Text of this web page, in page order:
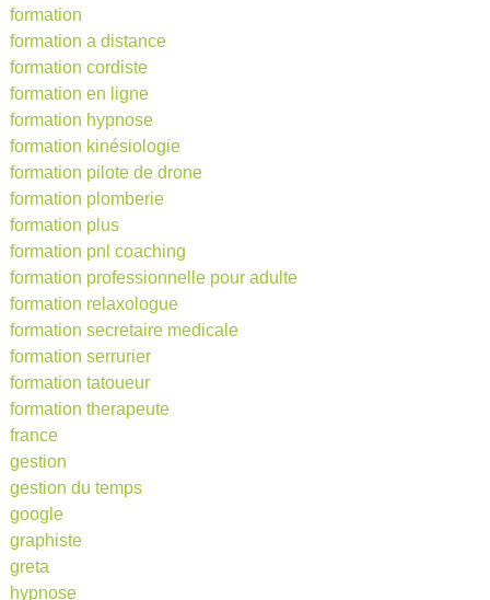
formation
formation a distance
formation cordiste
formation en ligne
formation hypnose
formation kinésiologie
formation pilote de drone
formation plomberie
formation plus
formation pnl coaching
formation professionnelle pour adulte
formation relaxologue
formation secretaire medicale
formation serrurier
formation tatoueur
formation therapeute
france
gestion
gestion du temps
google
graphiste
greta
hypnose